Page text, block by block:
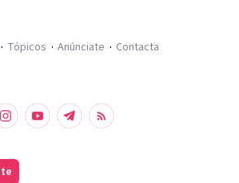
Tópicos Anúnciate Contacta